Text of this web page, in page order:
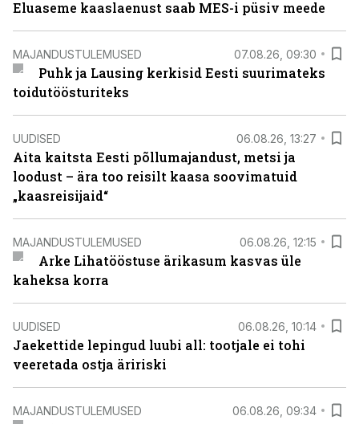
Eluaseme kaaslaenust saab MES-i püsiv meede
MAJANDUSTULEMUSED 07.08.26, 09:30
Puhk ja Lausing kerkisid Eesti suurimateks
toidutöösturiteks
UUDISED 06.08.26, 13:27
Aita kaitsta Eesti põllumajandust, metsi ja
loodust – ära too reisilt kaasa soovimatuid
„kaasreisijaid“
MAJANDUSTULEMUSED 06.08.26, 12:15
Arke Lihatööstuse ärikasum kasvas üle
kaheksa korra
UUDISED 06.08.26, 10:14
Jaekettide lepingud luubi all: tootjale ei tohi
veeretada ostja äririski
MAJANDUSTULEMUSED 06.08.26, 09:34